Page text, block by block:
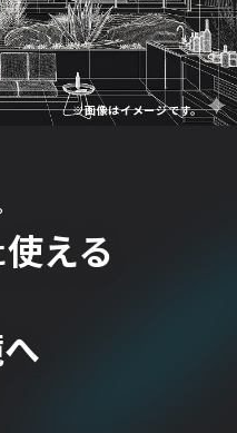
※画像はイメージです。
使える